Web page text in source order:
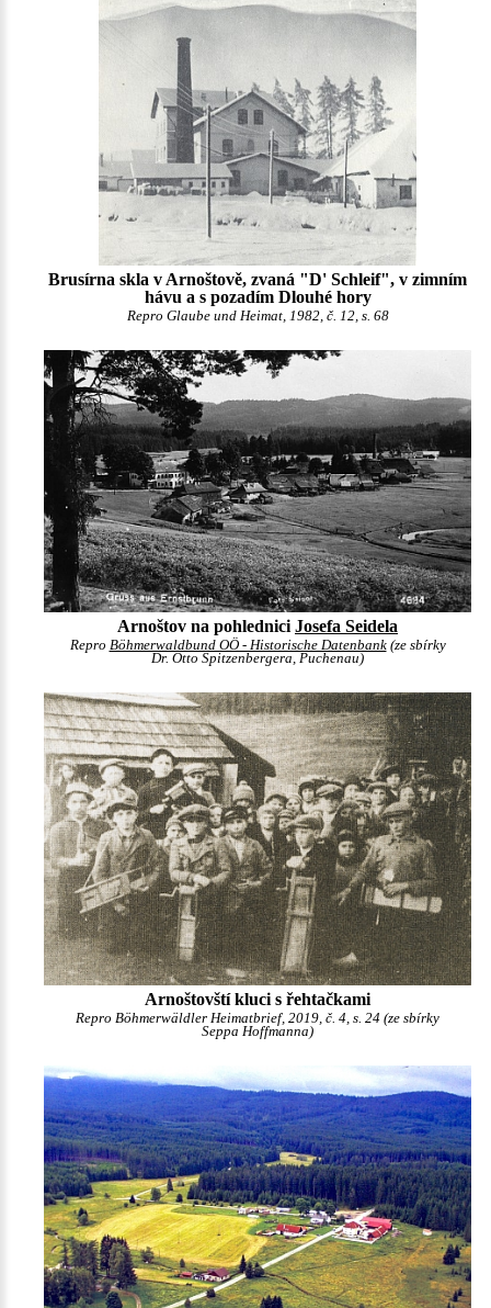
Brusírna skla v Arnoštově, zvaná "D' Schleif", v zimním
hávu a s pozadím Dlouhé hory
Repro Glaube und Heimat, 1982, č. 12, s. 68
Arnoštov na pohlednici Josefa Seidela
Repro Böhmerwaldbund OÖ - Historische Datenbank(ze sbírky
Dr. Otto Spitzenbergera, Puchenau)
Arnoštovští kluci s řehtačkami
Repro Böhmerwäldler Heimatbrief, 2019, č. 4, s. 24 (ze sbírky
Seppa Hoffmanna)